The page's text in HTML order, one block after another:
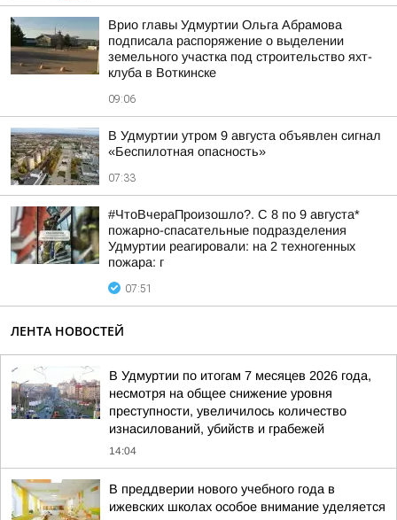
Врио главы Удмуртии Ольга Абрамова
подписала распоряжение о выделении
земельного участка под строительство яхт-
клуба в Воткинске
09:06
В Удмуртии утром 9 августа объявлен сигнал
«Беспилотная опасность»
07:33
#ЧтоВчераПроизошло?. С 8 по 9 августа*
пожарно-спасательные подразделения
Удмуртии реагировали: на 2 техногенных
пожара: г
07:51
ЛЕНТА НОВОСТЕЙ
В Удмуртии по итогам 7 месяцев 2026 года,
несмотря на общее снижение уровня
преступности, увеличилось количество
изнасилований, убийств и грабежей
14:04
В преддверии нового учебного года в
ижевских школах особое внимание уделяется